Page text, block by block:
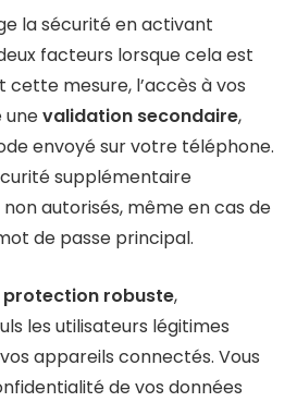
la sécurité en activant
facteurs lorsque cela est
cette mesure, l’accès à vos
unevalidation secondaire,
envoyé sur votre téléphone.
supplémentaire
autorisés, même en cas de
de passe principal.
protection robuste,
les utilisateurs légitimes
appareils connectés. Vous
de vos données